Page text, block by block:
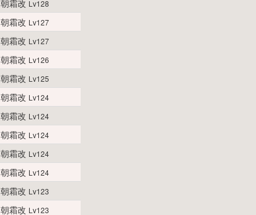
朝霜改 Lv128
朝霜改 Lv127
朝霜改 Lv127
朝霜改 Lv126
朝霜改 Lv125
朝霜改 Lv124
朝霜改 Lv124
朝霜改 Lv124
朝霜改 Lv124
朝霜改 Lv124
朝霜改 Lv123
朝霜改 Lv123